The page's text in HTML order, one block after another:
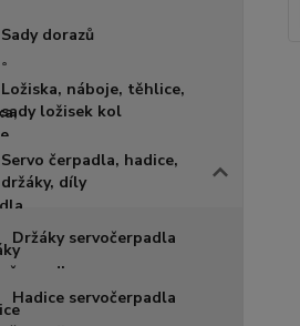
Sady dorazů
Ložiska, náboje, těhlice,
sady ložisek kol
Servo čerpadla, hadice,
držáky, díly
Držáky servočerpadla
Hadice servočerpadla